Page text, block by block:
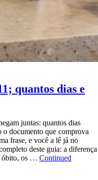
quantos dias e
juntas: quantos dias
o documento que comprova
frase, e você a lê já no
deste guia: a diferença
óbito, os … Continued